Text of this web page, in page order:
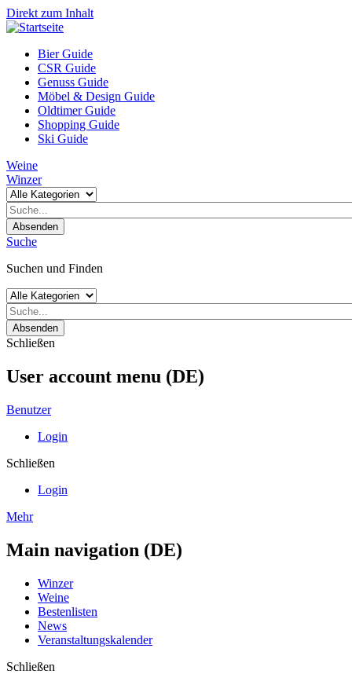
Direkt zum Inhalt
Bier Guide
CSR Guide
Genuss Guide
Möbel & Design Guide
Oldtimer Guide
Shopping Guide
Ski Guide
Weine
Winzer
Absenden
Suche
Suchen und Finden
Absenden
Schließen
User account menu (DE)
Benutzer
Login
Schließen
Login
Mehr
Main navigation (DE)
Winzer
Weine
Bestenlisten
News
Veranstaltungskalender
Schließen